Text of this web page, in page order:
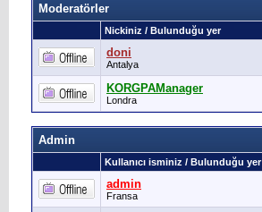
Moderatörler
Nickiniz / Bulunduğu yer
doni
Antalya
KORGPAManager
Londra
Admin
Kullanıcı isminiz / Bulunduğu yer
admin
Fransa